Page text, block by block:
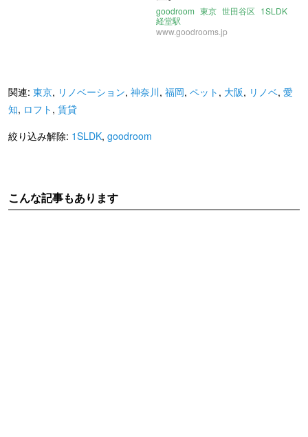
goodroom 東京 世田谷区 1SLDK
経堂駅
www.goodrooms.jp
関連: 東京, リノベーション, 神奈川, 福岡, ペット , 大阪, リノベ, 愛
知, ロフト , 賃貸
絞り込み解除: 1SLDK, goodroom
こんな記事もあります